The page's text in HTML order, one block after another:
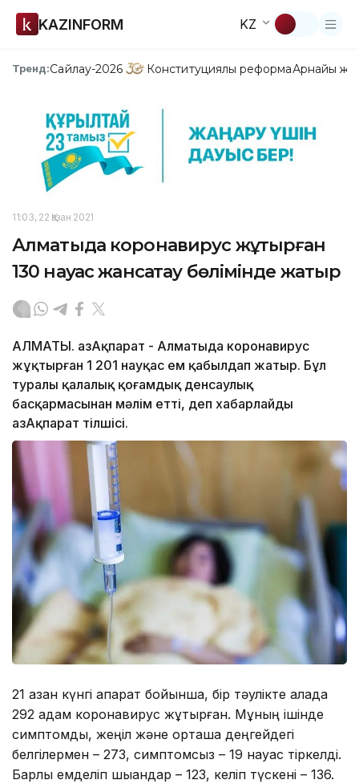
KAZINFORM KZ
Тренд:Сайлау-2026 Конституциялық реформаАрнайы
11:03, 22 Қазан 2021
Алматыда коронавирус жұқтырған
130 науқас жансақтау бөлімінде жатыр
АЛМАТЫ. ҚазАқпарат - Алматыда коронавирус
жұқтырған 1 201 науқас ем қабылдап жатыр. Бұл
туралы қалалық қоғамдық денсаулық
басқармасынан мәлім етті, деп хабарлайды
ҚазАқпарат тілшісі.
21 қазан күнгі ақпарат бойынша, бір тәулікте қалада
292 адам коронавирус жұқтырған. Мұның ішінде
симптомды, жеңіл және орташа деңгейдегі
белгілермен – 273, симптомсыз – 19 науқас тіркелді.
Барлық емделіп шыққандар – 123, келіп түскені – 136.